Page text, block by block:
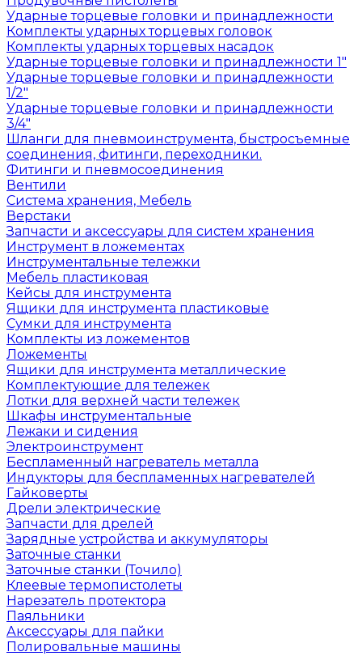
Ударные торцевые головки и принадлежности
Комплекты ударных торцевых головок
Комплекты ударных торцевых насадок
Ударные торцевые головки и принадлежности 1"
Ударные торцевые головки и принадлежности
1/2"
Ударные торцевые головки и принадлежности
3/4"
Шланги для пневмоинструмента, быстросъемные
соединения, фитинги, переходники.
Фитинги и пневмосоединения
Вентили
Система хранения, Мебель
Верстаки
Запчасти и аксессуары для систем хранения
Инструмент в ложементах
Инструментальные тележки
Мебель пластиковая
Кейсы для инструмента
Ящики для инструмента пластиковые
Сумки для инструмента
Комплекты из ложементов
Ложементы
Ящики для инструмента металлические
Комплектующие для тележек
Лотки для верхней части тележек
Шкафы инструментальные
Лежаки и сидения
Электроинструмент
Беспламенный нагреватель металла
Индукторы для беспламенных нагревателей
Гайковерты
Дрели электрические
Запчасти для дрелей
Зарядные устройства и аккумуляторы
Заточные станки
Заточные станки (Точило)
Клеевые термопистолеты
Нарезатель протектора
Паяльники
Аксессуары для пайки
Полировальные машины